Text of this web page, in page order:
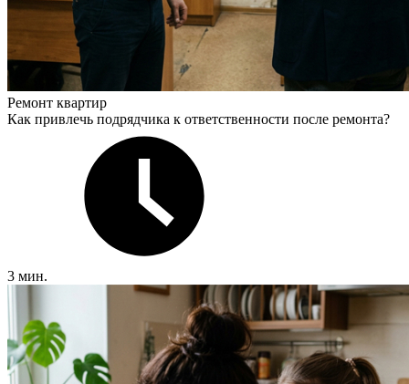
Ремонт квартир
Как привлечь подрядчика к ответственности после ремонта?
3 мин.